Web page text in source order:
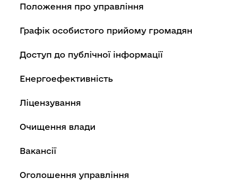
Положення про управління
Графік особистого прийому громадян
Доступ до публічної інформації
Енергоефективність
Ліцензування
Очищення влади
Вакансії
Оголошення управління